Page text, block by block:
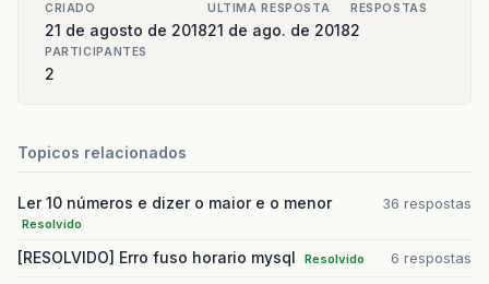
CRIADO
21 de agosto de 2018
ULTIMA RESPOSTA
21 de ago. de 2018
RESPOSTAS
2
PARTICIPANTES
2
Topicos relacionados
Ler 10 números e dizer o maior e o menor
Resolvido
36 respostas
[RESOLVIDO] Erro fuso horario mysql Resolvido 6 respostas